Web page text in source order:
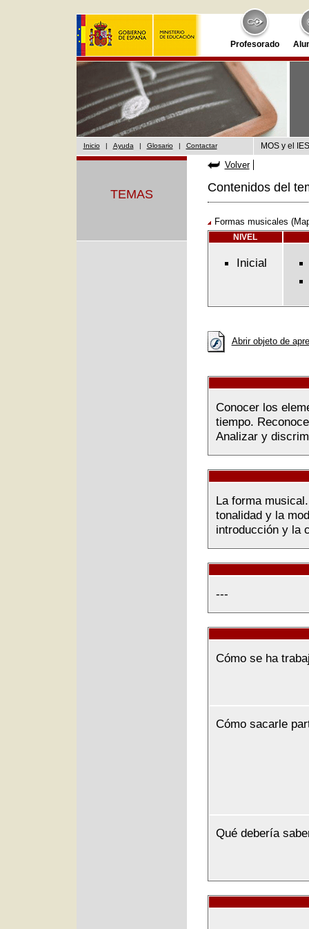
Profesorado
Inicio | Ayuda | Glosario | Contactar MOS y el
TEMAS
Volver
Contenidos del
Formas musicales
NIVEL
Inicial
Abrir objeto de
Conocer los
tiempo.
Analizar y
La forma
tonalidad y la
introducción y la
---
Cómo se ha
Cómo sacarle
Qué debería